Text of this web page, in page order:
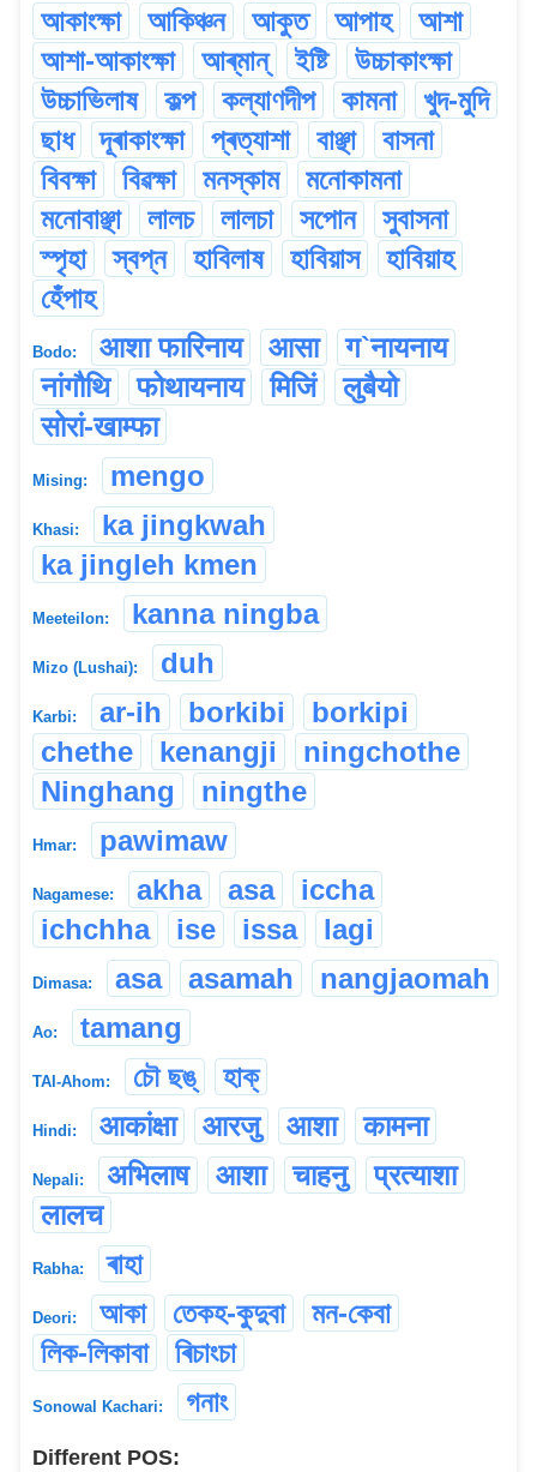
আকাংক্ষা
আকিঞ্চন আকুত আপাহ
আশা
আশা-আকাংক্ষা
আৰ্‌মান্ ইষ্টি
উচ্চাকাংক্ষা
উচ্চাভিলাষ
কল্প কল্যাণদীপ কামনা
খুদ-মুদি
ছাধ
দূৰাকাংক্ষা প্ৰত্যাশা বাঞ্ছা
বাসনা
বিবক্ষা
বিৱক্ষা মনস্কাম
মনোকামনা
মনোবাঞ্ছা
লালচ লালচা সপোন
সুবাসনা
স্পৃহা
স্বপ্ন হাবিলাষ হাবিয়াস
হাবিয়াহ
হেঁপাহ
Bodo: आशा फारिनाय आसा
ग`‌नायनाय
नांगौथि
फोथायनाय मिजिं
लुबैयो
सोरां-खाम्फा
Mising: mengo
Khasi:
ka jingkwah
ka jingleh kmen
Meeteilon: kanna ningba
Mizo (Lushai): duh
Karbi: ar-ih borkibi
borkipi
chethe
kenangji
ningchothe
Ninghang
ningthe
Hmar: pawimaw
Nagamese: akha asa
iccha
ichchha
ise issa lagi
Dimasa: asa asamah nangjaomah
Ao: tamang
TAI-Ahom: চৌ ছঙ্ হাক্
Hindi: आकांक्षा आरजु आशा कामना
Nepali: अभिलाष आशा चाहनु
प्रत्याशा
लालच
Rabha: ৰাহা
Deori: আকা তেকহ-কুদুবা
মন-কেবা
লিক-লিকাবা
ৰিচাংচা
Sonowal Kachari: গনাং
Different POS: